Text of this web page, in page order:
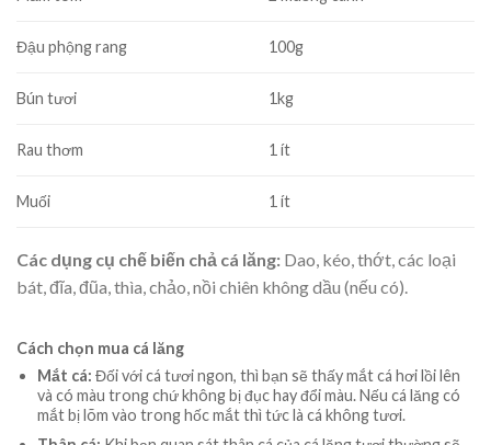
Đậu phộng rang 100g
Bún tươi 1kg
Rau thơm 1 ít
Muối 1 ít
Các dụng cụ chế biến chả cá lăng: Dao, kéo, thớt, các loại
bát, đĩa, đũa, thìa, chảo, nồi chiên không dầu (nếu có).
Cách chọn mua cá lăng
Mắt cá: Đối với cá tươi ngon, thì bạn sẽ thấy mắt cá hơi lồi lên
và có màu trong chứ không bị đục hay đổi màu. Nếu cá lăng có
mắt bị lõm vào trong hốc mắt thì tức là cá không tươi.